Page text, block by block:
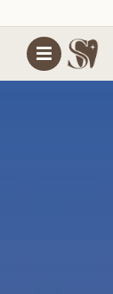
content